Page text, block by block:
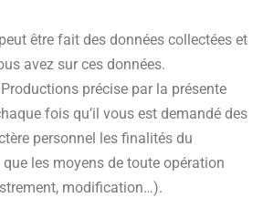
être fait des données collectées et
avez sur ces données.
précise par la présente
fois qu’il vous est demandé des
personnel les finalités du
les moyens de toute opération
modification…).